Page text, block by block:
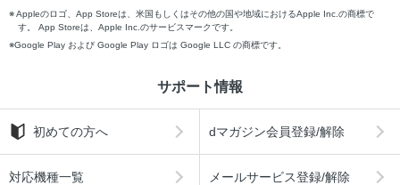
Appleのロゴ、App Storeは、米国もしくはその他の国や地域におけるApple Inc.の商標で
す。 App Storeは、Apple Inc.のサービスマークです。
Google Play および Google Play ロゴは Google LLC の商標です。
サポート情報
初めての方へ dマガジン会員登録/解除
対応機種一覧 メールサービス登録/解除